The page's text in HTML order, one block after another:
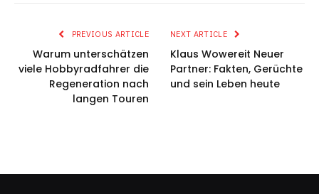
PREVIOUS ARTICLE
Warum unterschätzen
viele Hobbyradfahrer die
Regeneration nach
langen Touren
NEXT ARTICLE
Klaus Wowereit Neuer
Partner: Fakten, Gerüchte
und sein Leben heute